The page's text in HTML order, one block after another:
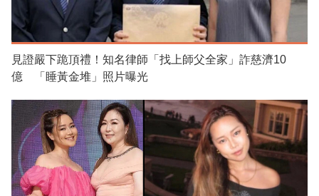
見證嚴下跪頂禮！知名律師「找上師父全家」詐慈濟10
億 「睡黃金堆」照片曝光